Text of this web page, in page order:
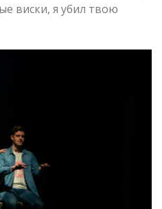
виски, я убил твою